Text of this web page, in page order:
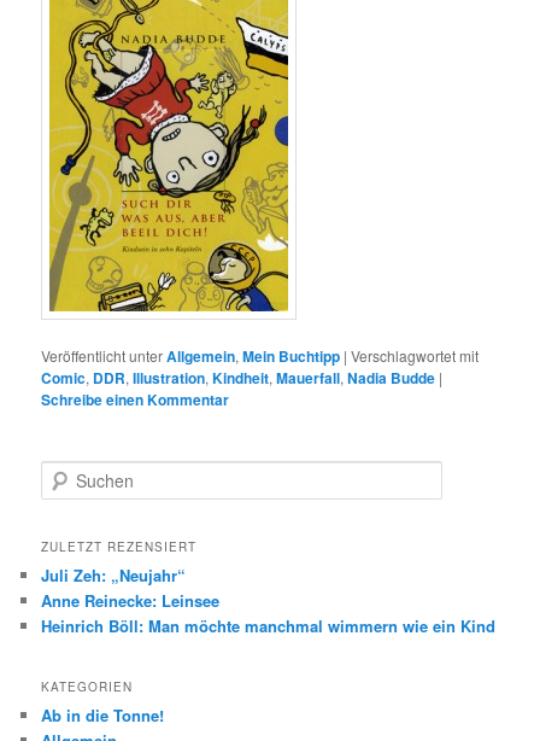
Veröffentlicht unterAllgemein,Mein Buchtipp |Verschlagwortet mit
Comic, DDR,Illustration,Kindheit,Mauerfall,Nadia Budde |
Schreibe einen Kommentar
u
h
n
ZULETZT REZENSIERT
Juli Zeh: „Neujahr“
Anne Reinecke: Leinsee
Heinrich Böll: Man möchte manchmal wimmern wie ein Kind
KATEGORIEN
Ab in die Tonne!